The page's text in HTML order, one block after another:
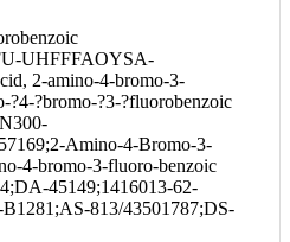
UHFFFAOYSA-
2-amino-4-bromo-3-
?bromo-?3-?fluorobenzoic
Amino-4-Bromo-3-
4-bromo-3-fluoro-benzoic
45149;1416013-62-
813/43501787;DS-